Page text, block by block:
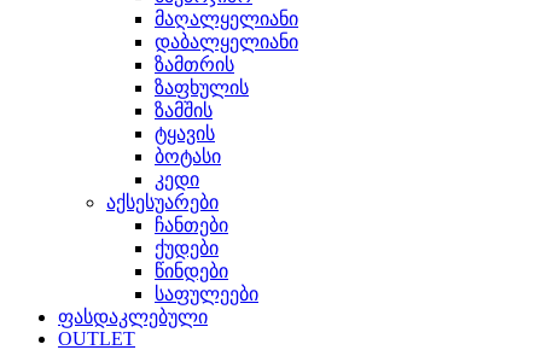
მაღალყელიანი
დაბალყელიანი
ზამთრის
ზაფხულის
ზამშის
ტყავის
ბოტასი
კედი
აქსესუარები
ჩანთები
ქუდები
წინდები
საფულეები
ფასდაკლებული
OUTLET